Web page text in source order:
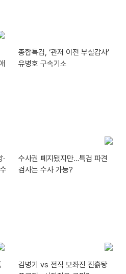
종합특검, ‘관저 이전 부실감사’
유병호 구속기소
수사권 폐지됐지만…특검 파견
검사는 수사 가능?
김병기 vs 전직 보좌진 진흙탕